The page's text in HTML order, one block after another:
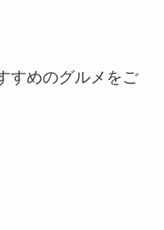
すめのグルメをご